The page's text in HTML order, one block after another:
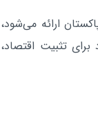
ارائه می‌شود،
تثبیت اقتصاد،